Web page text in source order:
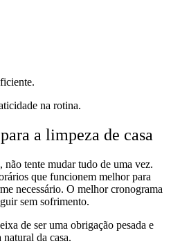
na rotina.
a limpeza de casa
não tente mudar tudo de uma vez.
que funcionem melhor para
necessário. O melhor cronograma
sem sofrimento.
de ser uma obrigação pesada e
natural da casa.